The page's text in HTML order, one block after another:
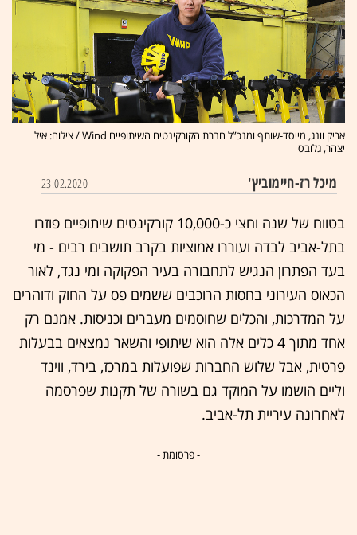
אריק וונג, מייסד-שותף ומנכ”ל חברת הקורקינטים השיתופיים Wind / צילום: איל
יצהר, גלובס
מיכל רז-חיימוביץ' 23.02.2020
בטווח של שנה וחצי כ-10,000 קורקינטים שיתופיים פוזרו
בתל-אביב לבדה ועוררו אמוציות בקרב תושבים רבים - מי
בעד הפתרון הנגיש לתחבורה בעיר הפקוקה ומי נגד, לאור
הכאוס העירוני בחסות הרוכבים ששמים פס על החוק ודוהרים
על המדרכות, והכלים שחוסמים מעברים וכניסות. אמנם רק
אחד מתוך 4 כלים אלה הוא שיתופי והשאר נמצאים בבעלות
פרטית, אבל שלוש החברות שפועלות במרכז, בירד, ווינד
וליים הושמו על המוקד גם בשורה של תקנות שפרסמה
לאחרונה עיריית תל-אביב.
- פרסומת -